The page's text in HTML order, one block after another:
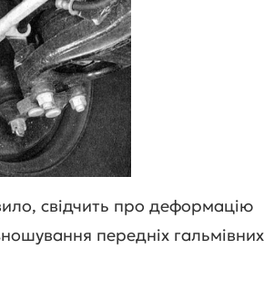
свідчить про деформацію
передніх гальмівних